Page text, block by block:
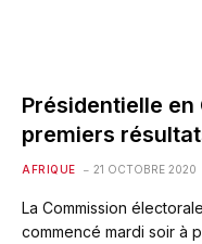
Présidentielle en
premiers
AFRIQUE 21 OCTOBRE 2020
La Commission
commencé mardi soir à